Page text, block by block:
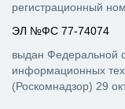
регистрационный
ЭЛ №ФС 77-74074
выдан Федеральной
информационных
(Роскомнадзор) 29